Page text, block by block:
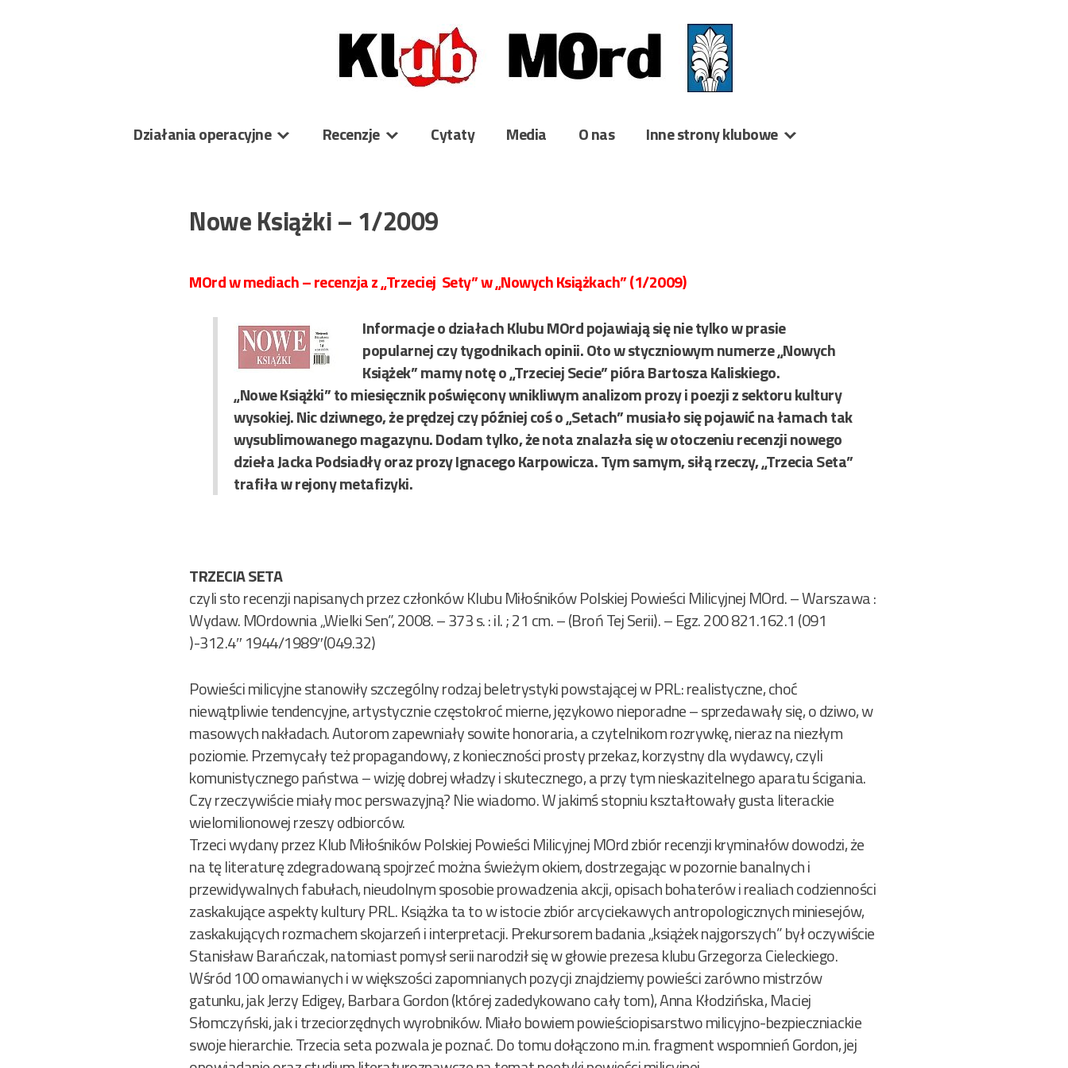
Działania operacyjne Recenzje Cytaty Media O nas Inne strony klubowe
Nowe Książki – 1/2009
MOrd w mediach – recenzja z „Trzeciej Sety” w „Nowych Książkach” (1/2009)
Informacje o działach Klubu MOrd pojawiają się nie tylko w prasie
popularnej czy tygodnikach opinii. Oto w styczniowym numerze „Nowych
Książek” mamy notę o „Trzeciej Secie” pióra Bartosza Kaliskiego.
„Nowe Książki” to miesięcznik poświęcony wnikliwym analizom prozy i poezji z sektoru kultury
wysokiej. Nic dziwnego, że prędzej czy później coś o „Setach” musiało się pojawić na łamach tak
wysublimowanego magazynu. Dodam tylko, że nota znalazła się w otoczeniu recenzji nowego
dzieła Jacka Podsiadły oraz prozy Ignacego Karpowicza. Tym samym, siłą rzeczy, „Trzecia Seta”
trafiła w rejony metafizyki.
TRZECIA SETA
czyli sto recenzji napisanych przez członków Klubu Miłośników Polskiej Powieści Milicyjnej MOrd. – Warszawa :
Wydaw. MOrdownia „Wielki Sen”, 2008. – 373 s. : il. ; 21 cm. – (Broń Tej Serii). – Egz. 200 821.162.1 (091
)-312.4″ 1944/1989″(049.32)
Powieści milicyjne stanowiły szczególny rodzaj beletrystyki powstającej w PRL: realistyczne, choć
niewątpliwie tendencyjne, artystycznie częstokroć mierne, językowo nieporadne – sprzedawały się, o dziwo, w
masowych nakładach. Autorom zapewniały sowite honoraria, a czytelnikom rozrywkę, nieraz na niezłym
poziomie. Przemycały też propagandowy, z konieczności prosty przekaz, korzystny dla wydawcy, czyli
komunistycznego państwa – wizję dobrej władzy i skutecznego, a przy tym nieskazitelnego aparatu ścigania.
Czy rzeczywiście miały moc perswazyjną? Nie wiadomo. W jakimś stopniu kształtowały gusta literackie
wielomilionowej rzeszy odbiorców.
Trzeci wydany przez Klub Miłośników Polskiej Powieści Milicyjnej MOrd zbiór recenzji kryminałów dowodzi, że
na tę literaturę zdegradowaną spojrzeć można świeżym okiem, dostrzegając w pozornie banalnych i
przewidywalnych fabułach, nieudolnym sposobie prowadzenia akcji, opisach bohaterów i realiach codzienności
zaskakujące aspekty kultury PRL. Książka ta to w istocie zbiór arcyciekawych antropologicznych miniesejów,
zaskakujących rozmachem skojarzeń i interpretacji. Prekursorem badania „książek najgorszych” był oczywiście
Stanisław Barańczak, natomiast pomysł serii narodził się w głowie prezesa klubu Grzegorza Cieleckiego.
Wśród 100 omawianych i w większości zapomnianych pozycji znajdziemy powieści zarówno mistrzów
gatunku, jak Jerzy Edigey, Barbara Gordon (której zadedykowano cały tom), Anna Kłodzińska, Maciej
Słomczyński, jak i trzeciorzędnych wyrobników. Miało bowiem powieściopisarstwo milicyjno-bezpieczniackie
swoje hierarchie. Trzecia seta pozwala je poznać. Do tomu dołączono m.in. fragment wspomnień Gordon, jej